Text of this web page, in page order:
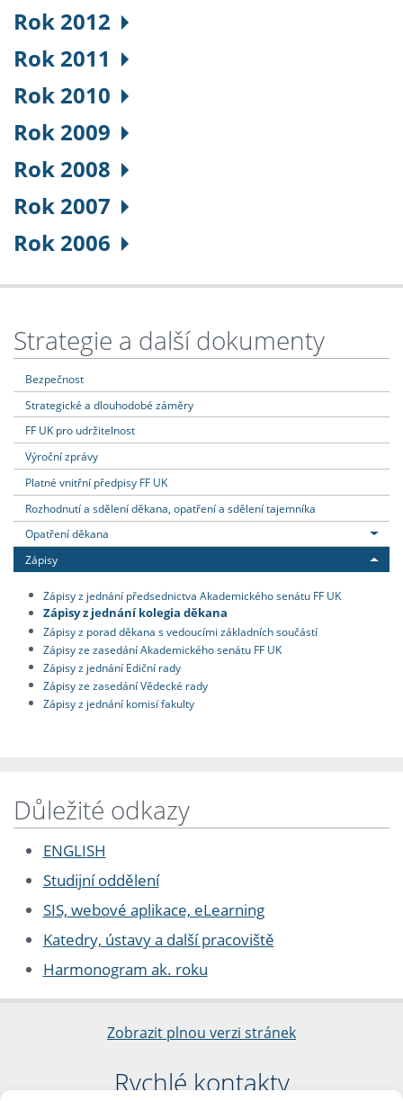
Rok 2012
Rok 2011
Rok 2010
Rok 2009
Rok 2008
Rok 2007
Rok 2006
Strategie a další dokumenty
Bezpečnost
Strategické a dlouhodobé záměry
FF UK pro udržitelnost
Výroční zprávy
Platné vnitřní předpisy FF UK
Rozhodnutí a sdělení děkana, opatření a sdělení tajemníka
Opatření děkana
Zápisy
Zápisy z jednání předsednictva Akademického senátu FF UK
Zápisy z jednání kolegia děkana
Zápisy z porad děkana s vedoucími základních součástí
Zápisy ze zasedání Akademického senátu FF UK
Zápisy z jednání Ediční rady
Zápisy ze zasedání Vědecké rady
Zápisy z jednání komisí fakulty
Důležité odkazy
ENGLISH
Studijní oddělení
SIS, webové aplikace, eLearning
Katedry, ústavy a další pracoviště
Harmonogram ak. roku
Zobrazit plnou verzi stránek
Rychlé kontakty